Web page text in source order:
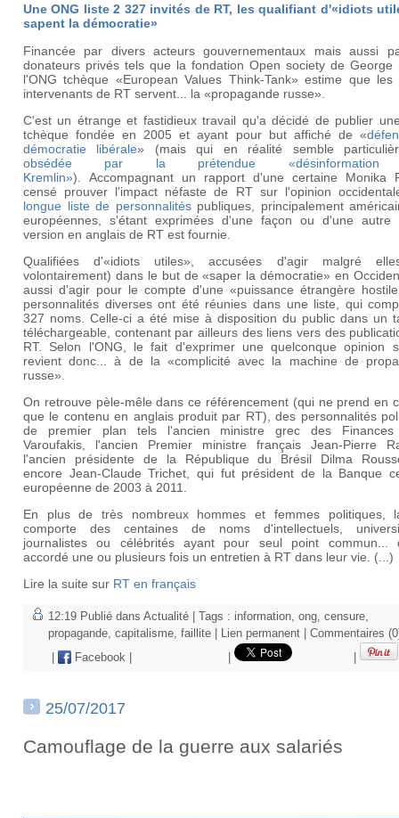
Une ONG liste 2 327 invités de RT, les qualifiant d'«idiots
sapent la démocratie»
Financée par divers acteurs gouvernementaux mais aussi
donateurs privés tels que la fondation Open society de George
l'ONG tchèque «European Values Think-Tank» estime que
intervenants de RT servent... la «propagande russe».
C'est un étrange et fastidieux travail qu'a décidé de publier
tchèque fondée en 2005 et ayant pour but affiché de «
démocratie libérale» (mais qui en réalité semble
obsédée par la prétendue «désinformation
Kremlin»). Accompagnant un rapport d'une certaine Monika
censé prouver l'impact néfaste de RT sur l'opinion
longue liste de personnalitéspubliques, principalement
européennes, s'étant exprimées d'une façon ou d'une autre
version en anglais de RT est fournie.
Qualifiées d'«idiots utiles», accusées d'agir malgré
volontairement) dans le but de «saper la démocratie» en
aussi d'agir pour le compte d'une «puissance étrangère
personnalités diverses ont été réunies dans une liste, qui
327 noms. Celle-ci a été mise à disposition du public dans un
téléchargeable, contenant par ailleurs des liens vers des
RT. Selon l'ONG, le fait d'exprimer une quelconque opinion
revient donc... à de la «complicité avec la machine de
russe».
On retrouve pèle-mêle dans ce référencement (qui ne prend en
que le contenu en anglais produit par RT), des personnalités
de premier plan tels l'ancien ministre grec des Finances
Varoufakis, l'ancien Premier ministre français Jean-Pierre
l'ancien présidente de la République du Brésil Dilma
encore Jean-Claude Trichet, qui fut président de la Banque
européenne de 2003 à 2011.
En plus de très nombreux hommes et femmes politiques,
comporte des centaines de noms d'intellectuels,
journalistes ou célébrités ayant pour seul point commun...
accordé une ou plusieurs fois un entretien à RT dans leur vie. (...)
Lire la suite sur RT en français
12:19 Publié dans Actualité | Tags : information, ong, censure,
propagande, capitalisme, faillite Lien permanent
Commentaires
Facebook
25/07/2017
Camouflage de la guerre aux salariés